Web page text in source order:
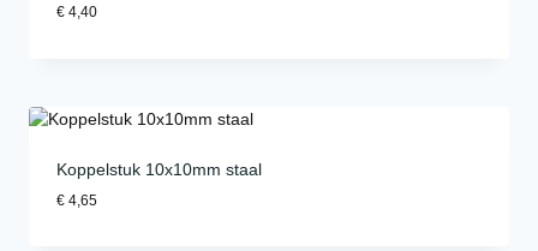
€ 4,40
Koppelstuk 10x10mm staal
€ 4,65